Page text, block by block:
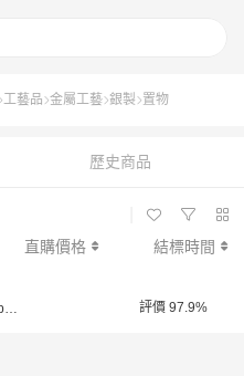
工藝品 金屬工藝 銀製 置物
歷史商品
直購價格 結標時間
評價 97.9%